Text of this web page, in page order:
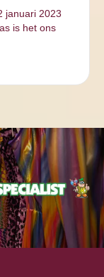
januari 2023
is het ons